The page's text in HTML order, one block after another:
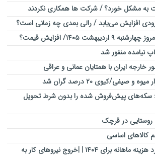
به مشکل خورد؟ / شرکت ها همکاری نکردند
افزایش می‌یابد / رالی بعدی چه زمانی است؟
منفور شد
خارجه ایران با همتایان عمانی و عراقی
صیفی/کیوی ۲۰ درصد گران شد
سکه‌های پیش‌فروش شده را بدون شرط تحویل
۳۰میلیون تومان برآورد هزینه ماهانه برای ۱۴۰۴ | |خروج نیروهای کار به